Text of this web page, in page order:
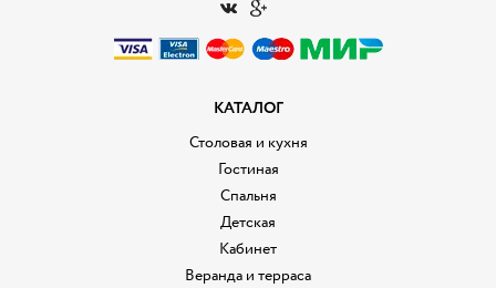
КАТАЛОГ
Столовая и кухня
Гостиная
Спальня
Детская
Кабинет
Веранда и терраса